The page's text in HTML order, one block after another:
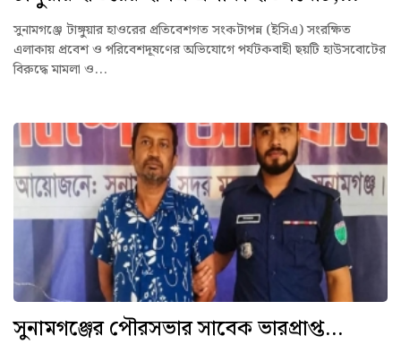
সুনামগঞ্জে টাঙ্গুয়ার হাওরের প্রতিবেশগত সংকটাপন্ন (ইসিএ) সংরক্ষিত
এলাকায় প্রবেশ ও পরিবেশদূষণের অভিযোগে পর্যটকবাহী ছয়টি হাউসবোটের
বিরুদ্ধে মামলা ও...
সুনামগঞ্জের পৌরসভার সাবেক ভারপ্রাপ্ত...